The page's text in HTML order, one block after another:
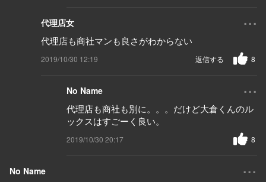
代理店女 ...
代理店も商社マンも良さがわからない
2019/10/30 12:19 8
返信する
No Name ...
代理店も商社も別に。。。だけど大倉くんのル
ックスはすごーく良い。
2019/10/30 20:17 8
No Name ...